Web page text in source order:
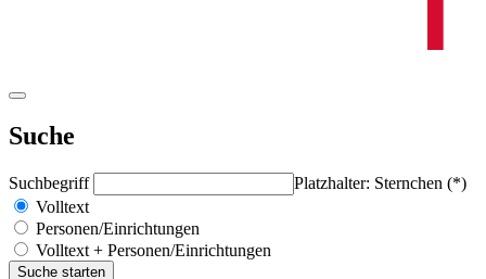
Suche
Suchbegriff
Platzhalter: Sternchen (*)
Volltext
Personen/Einrichtungen
Volltext + Personen/Einrichtungen